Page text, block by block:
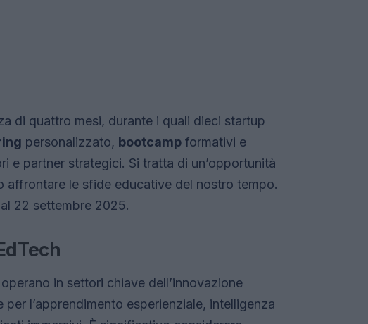
di quattro mesi, durante i quali dieci startup
personalizzato, bootcamp formativi e
e partner strategici. Si tratta di un’opportunità
affrontare le sfide educative del nostro tempo.
22 settembre 2025.
operano in settori chiave dell’innovazione
l’apprendimento esperienziale, intelligenza